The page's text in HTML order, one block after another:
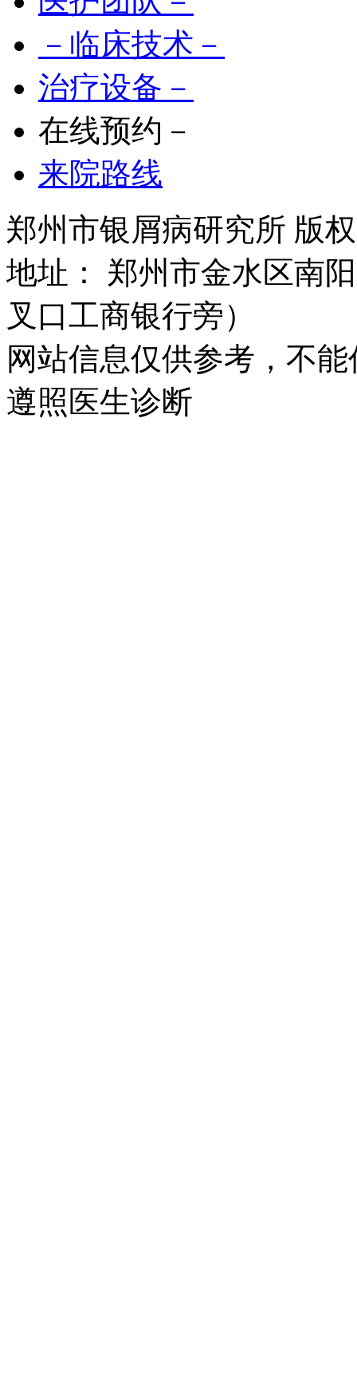
－临床技术－
治疗设备－
在线预约－
来院路线
郑州市银屑病研究所 版
地址： 郑州市金水区南
叉口工商银行旁）
网站信息仅供参考，不
遵照医生诊断